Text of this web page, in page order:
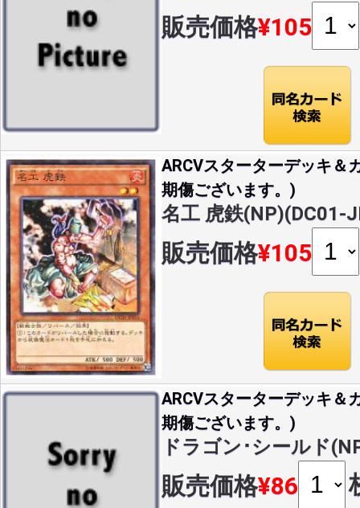
販売価格¥105
ARCVスターターデッキ＆
期傷ございます。)
名工 虎鉄(NP)(DC01-
販売価格¥105
ARCVスターターデッキ＆
期傷ございます。)
ドラゴン･シールド
販売価格¥86